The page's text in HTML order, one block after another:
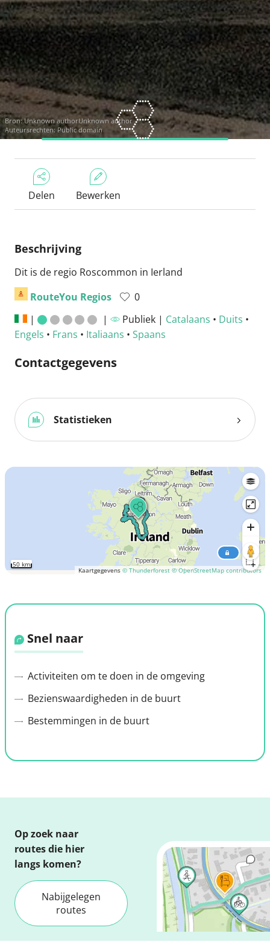
Bron:Unknown authorUnknown author
Auteursrechten: Public domain
Delen Bewerken
Beschrijving
Dit is de regio Roscommon in Ierland
RouteYou Regios
0
|
| Publiek | Catalaans • Duits •
Engels • Frans • Italiaans • Spaans
Contactgegevens
Statistieken
Kaartgegevens © Thunderforest © OpenStreetMap contributors
50 km
Snel naar
Activiteiten om te doen in de omgeving
Bezienswaardigheden in de buurt
Bestemmingen in de buurt
Op zoek naar
routes die hier
langs komen?
Nabijgelegen
routes